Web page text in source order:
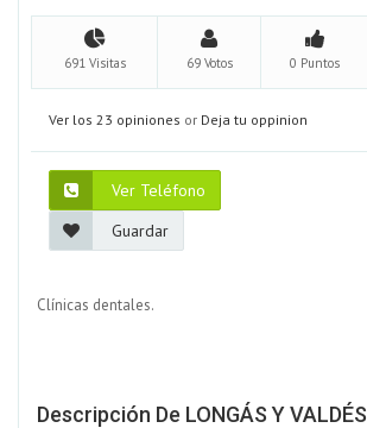
691 Visitas 69 Votos 0 Puntos
Ver los 23 opiniones or Deja tu oppinion
Ver Teléfono
Guardar
Clínicas dentales.
Descripción De LONGÁS Y VALDÉS